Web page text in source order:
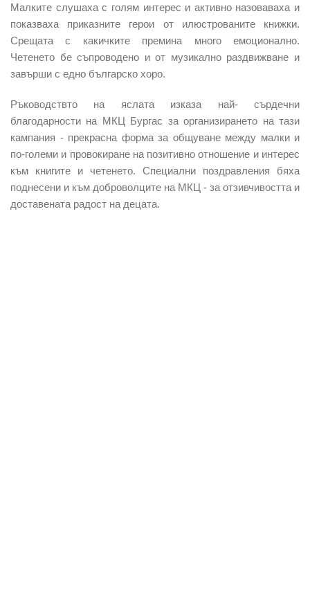
Малките слушаха с голям интерес и активно назоваваха и
показваха приказните герои от илюстрованите книжки.
Срещата с какичките премина много емоционално.
Четенето бе съпроводено и от музикално раздвижване и
завърши с едно българско хоро.
Ръководствто на яслата изказа най- сърдечни
благодарности на МКЦ Бургас за организирането на тази
кампания - прекрасна форма за общуване между малки и
по-големи и провокиране на позитивно отношение и интерес
към книгите и четенето. Специални поздравления бяха
поднесени и към доброволците на МКЦ - за отзивчивостта и
доставената радост на децата.